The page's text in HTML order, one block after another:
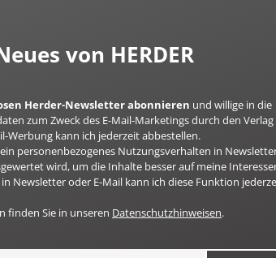
von HERDER
Herder-Newsletter abonnieren und willige in die
zum Zweck des E-Mail-Marketings durch den
Werbung kann ich jederzeit abbestellen.
personenbezogenes Nutzungsverhalten in
wird, um die Inhalte besser auf meine
Newsletter oder E-Mail kann ich diese Funktion
finden Sie in unseren Datenschutzhinweisen.